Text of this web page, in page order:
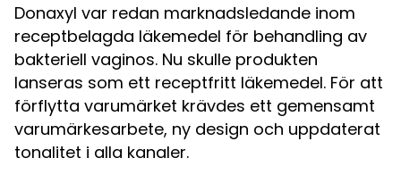
Donaxyl var redan marknadsledande inom
receptbelagda läkemedel för behandling av
bakteriell vaginos. Nu skulle produkten
lanseras som ett receptfritt läkemedel. För att
förflytta varumärket krävdes ett gemensamt
varumärkesarbete, ny design och uppdaterat
tonalitet i alla kanaler.